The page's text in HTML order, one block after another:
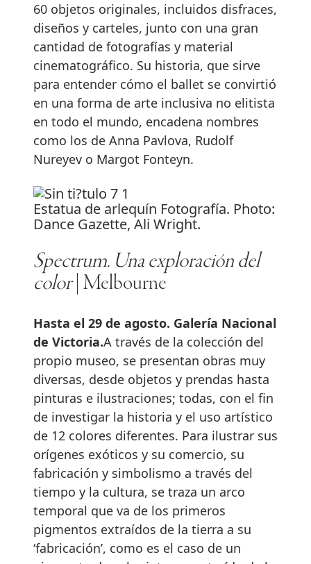
60 objetos originales, incluidos disfraces,
diseños y carteles, junto con una gran
cantidad de fotografías y material
cinematográfico. Su historia, que sirve
para entender cómo el ballet se convirtió
en una forma de arte inclusiva no elitista
en todo el mundo, encadena nombres
como los de Anna Pavlova, Rudolf
Nureyev o Margot Fonteyn.
Estatua de arlequín Fotografía. Photo:
Dance Gazette, Ali Wright.
Spectrum. Una exploración del
color| Melbourne
Hasta el 29 de agosto. Galería Nacional
de Victoria.A través de la colección del
propio museo, se presentan obras muy
diversas, desde objetos y prendas hasta
pinturas e ilustraciones; todas, con el fin
de investigar la historia y el uso artístico
de 12 colores diferentes. Para ilustrar sus
orígenes exóticos y su comercio, su
fabricación y simbolismo a través del
tiempo y la cultura, se traza un arco
temporal que va de los primeros
pigmentos extraídos de la tierra a su
‘fabricación’, como es el caso de un